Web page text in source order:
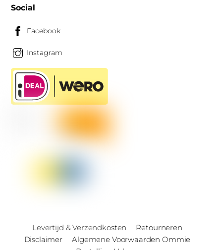
Social
Facebook
Instagram
Levertijd & Verzendkosten
Retourneren
Disclaimer
Algemene Voorwaarden Ommie